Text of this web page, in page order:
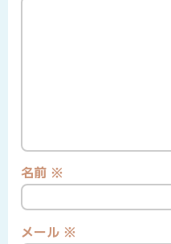
名前 ※
メール ※